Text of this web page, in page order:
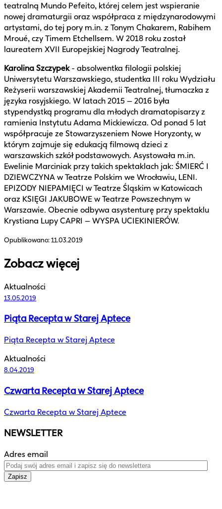
teatralną Mundo Pefeito, której celem jest wspieranie
nowej dramaturgii oraz współpraca z międzynarodowymi
artystami, do tej pory m.in. z Tonym Chakarem, Rabihem
Mroué, czy Timem Etchellsem. W 2018 roku został
laureatem XVII Europejskiej Nagrody Teatralnej.
Karolina Szczypek- absolwentka filologii polskiej
Uniwersytetu Warszawskiego, studentka III roku Wydziału
Reżyserii warszawskiej Akademii Teatralnej, tłumaczka z
języka rosyjskiego. W latach 2015 – 2016 była
stypendystką programu dla młodych dramatopisarzy z
ramienia Instytutu Adama Mickiewicza. Od ponad 5 lat
współpracuje ze Stowarzyszeniem Nowe Horyzonty, w
którym zajmuje się edukacją filmową dzieci z
warszawskich szkół podstawowych. Asystowała m.in.
Ewelinie Marciniak przy takich spektaklach jak: ŚMIERĆ I
DZIEWCZYNA w Teatrze Polskim we Wrocławiu, LENI.
EPIZODY NIEPAMIĘCI w Teatrze Śląskim w Katowicach
oraz KSIĘGI JAKUBOWE w Teatrze Powszechnym w
Warszawie. Obecnie odbywa asystenturę przy spektaklu
Krystiana Lupy CAPRI – WYSPA UCIEKINIERÓW.
Opublikowano:11.03.2019
Zobacz więcej
Aktualności
13.05.2019
Piąta Recepta w Starej Aptece
Piąta Recepta w Starej Aptece
Aktualności
8.04.2019
Czwarta Recepta w Starej Aptece
Czwarta Recepta w Starej Aptece
NEWSLETTER
Adres email
Zapisz